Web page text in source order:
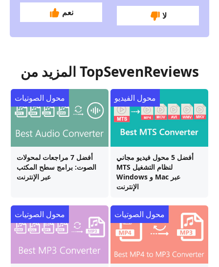
نعم لا
المزيد من TopSevenReviews
أفضل 7 مراجعات لمحولات
الصوت: برامج سطح المكتب
عبر الإنترنت
محول الصوتيات
أفضل 5 محول فيديو مجاني
MTS لنظام التشغيل
Windows و Mac عبر
الإنترنت
محول الفيديو
محول الصوتيات محول الصوتيات